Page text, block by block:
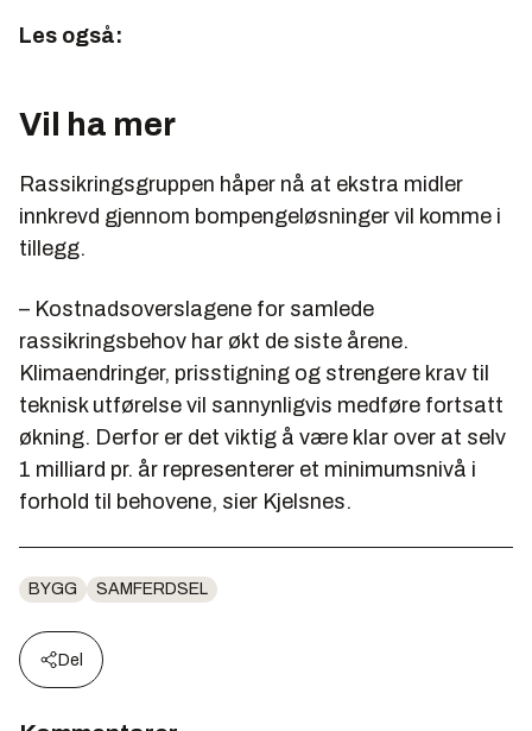
Les også:
Vil ha mer
Rassikringsgruppen håper nå at ekstra midler
innkrevd gjennom bompengeløsninger vil komme i
tillegg.
– Kostnadsoverslagene for samlede
rassikringsbehov har økt de siste årene.
Klimaendringer, prisstigning og strengere krav til
teknisk utførelse vil sannynligvis medføre fortsatt
økning. Derfor er det viktig å være klar over at selv
1 milliard pr. år representerer et minimumsnivå i
forhold til behovene, sier Kjelsnes.
BYGG SAMFERDSEL
Del